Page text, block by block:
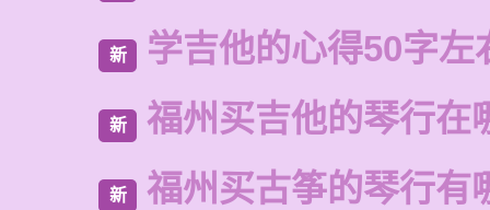
新 学吉他的心得50字左
新 福州买吉他的琴行在
新 福州买古筝的琴行有